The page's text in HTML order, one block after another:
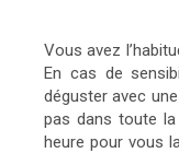
Vous avez
En cas de
déguster avec
pas dans toute
heure pour vous